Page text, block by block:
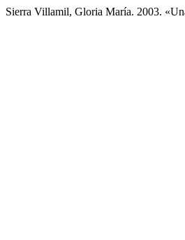
Sierra Villamil, Gloria María. 2003.